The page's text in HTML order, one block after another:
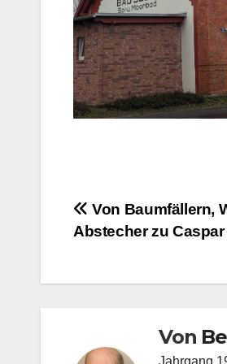
Von Baumfällern,
Abstecher zu
Von
Jahrgang